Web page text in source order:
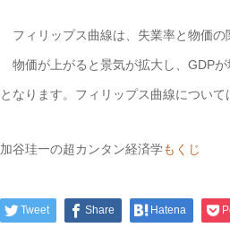
フィリップス曲線は、失業率と物価の
物価が上がると景気が拡大し、GDP
となります。フィリップス曲線について
加谷珪一の超カンタン経済学もくじ
Tweet Share Hatena